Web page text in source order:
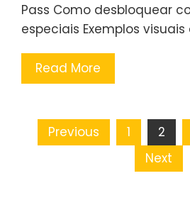
Pass Como desbloquear
especiais Exemplos visuais
Read More
Posts
Previous 1 2
Next